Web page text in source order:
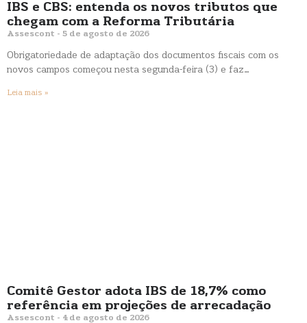
IBS e CBS: entenda os novos tributos que
chegam com a Reforma Tributária
Assescont 5 de agosto de 2026
Obrigatoriedade de adaptação dos documentos fiscais com os
novos campos começou nesta segunda-feira (3) e faz…
Leia mais »
Comitê Gestor adota IBS de 18,7% como
referência em projeções de arrecadação
Assescont 4 de agosto de 2026